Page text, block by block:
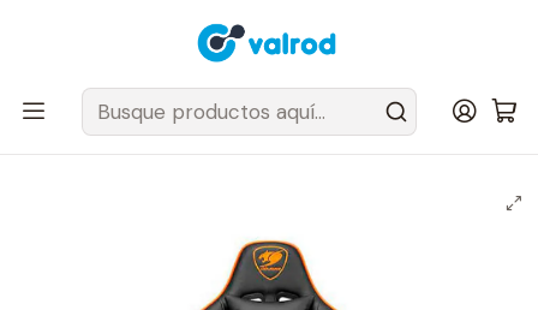
Despacho Gratis en tus sillas Cougar en el Gran Santiago
Inicio Sillas y Sofas Sillas
ONE V2
Silla Profesional Cougar Armor One V2 apoyabrazos plegables 4D